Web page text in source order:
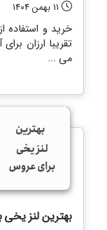
11 بهمن 1404
خرید و استفاده
تقریبا ارزان
می ...
بهترین لنز یخی